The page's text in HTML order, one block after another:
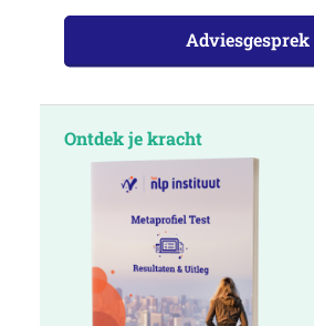
Adviesgesprek
Ontdek je kracht